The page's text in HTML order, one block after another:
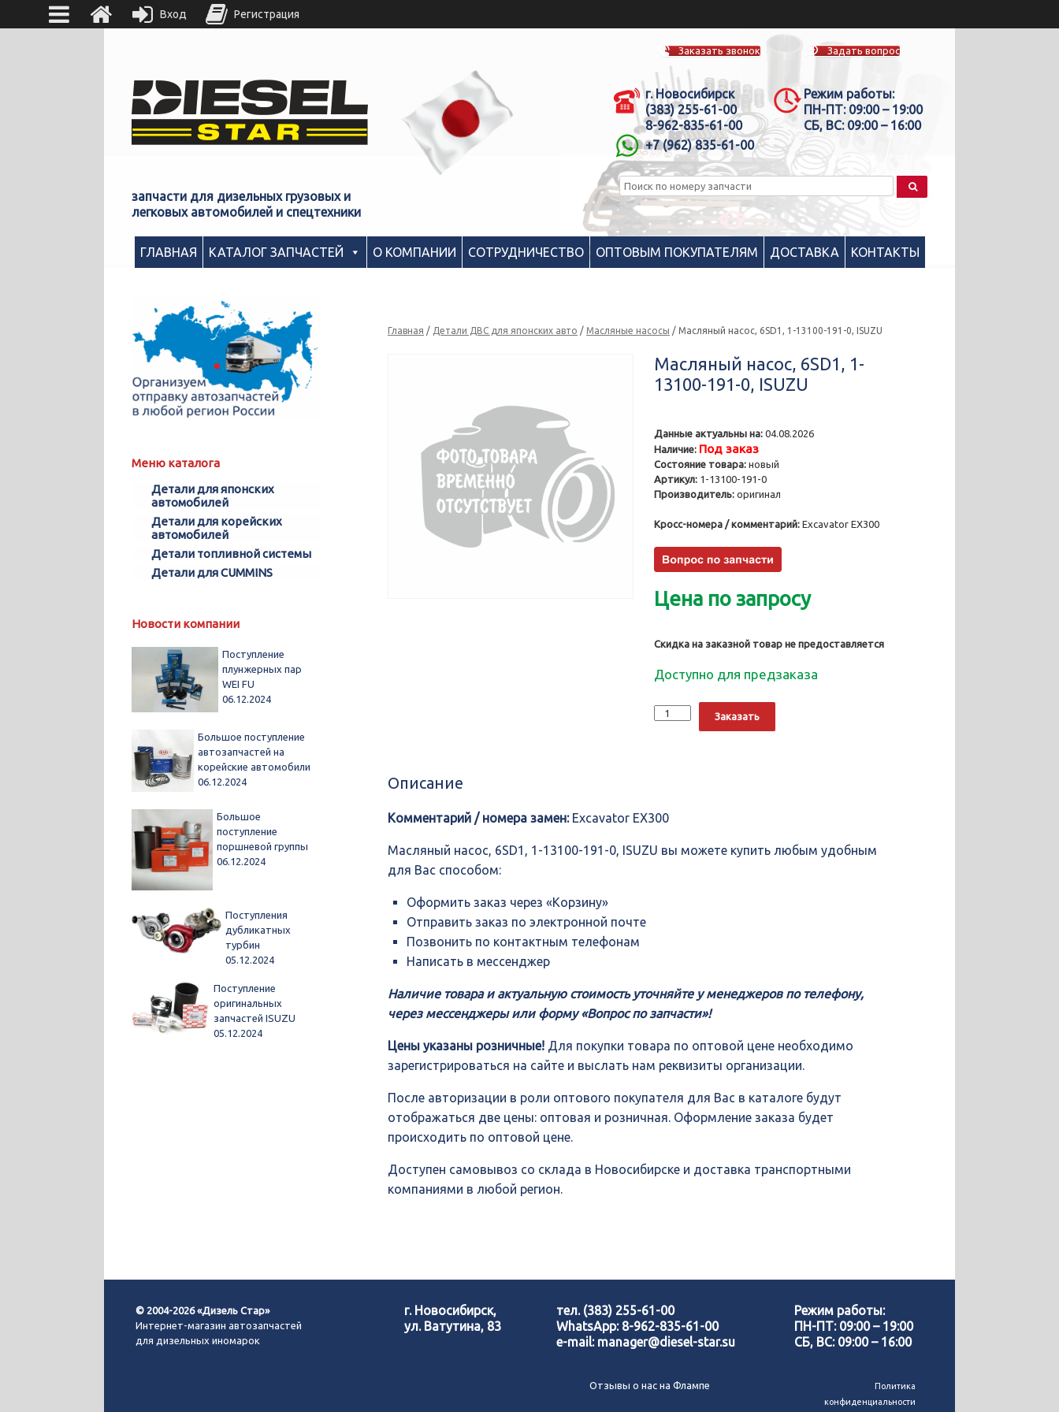
запчасти для дизельных грузовых и
легковых автомобилей и спецтехники
Заказать звонок Задать вопрос
г. Новосибирск
(383) 255-61-00
8-962-835-61-00
+7 (962) 835-61-00
Режим работы:
ПН-ПТ: 09:00 – 19:00
СБ, ВС: 09:00 – 16:00
ГЛАВНАЯ КАТАЛОГ ЗАПЧАСТЕЙ О КОМПАНИИ СОТРУДНИЧЕСТВО ОПТОВЫМ ПОКУПАТЕЛЯМ ДОСТАВКА КОНТАКТЫ
Главная / Детали ДВС для японских авто / Масляные насосы / Масляный насос, 6SD1, 1-13100-191-0, ISUZU
Масляный насос, 6SD1, 1-
13100-191-0, ISUZU
Данные актуальны на: 04.08.2026
Наличие: Под заказ
Состояние товара: новый
Артикул: 1-13100-191-0
Производитель: оригинал
Кросс-номера / комментарий: Excavator EX300
Цена по запросу
Скидка на заказной товар не предоставляется
Доступно для предзаказа
Количество
Масляный
0,
Заказать
Описание
Комментарий / номера замен:Excavator EX300
Масляный насос, 6SD1, 1-13100-191-0, ISUZU вы можете купить любым удобным
для Вас способом:
Оформить заказ через «Корзину»
Отправить заказ по электронной почте
Позвонить по контактным телефонам
Написать в мессенджер
Наличие товара и актуальную стоимость уточняйте у менеджеров по телефону,
через мессенджеры или форму «Вопрос по запчасти»!
Цены указаны розничные! Для покупки товара по оптовой цене необходимо
зарегистрироваться на сайте и выслать нам реквизиты организации.
После авторизации в роли оптового покупателя для Вас в каталоге будут
отображаться две цены: оптовая и розничная. Оформление заказа будет
происходить по оптовой цене.
Доступен самовывоз со склада в Новосибирске и доставка транспортными
компаниями в любой регион.
Меню каталога
Детали для японских
автомобилей
Детали для корейских
автомобилей
Детали топливной системы
Детали для CUMMINS
Новости компании
Поступление
плунжерных пар
WEI FU
06.12.2024
Большое поступление
автозапчастей на
корейские автомобили
06.12.2024
Большое
поступление
поршневой группы
06.12.2024
Поступления
дубликатных
турбин
05.12.2024
Поступление
оригинальных
запчастей ISUZU
05.12.2024
© 2004-2026 «Дизель Стар»
Интернет-магазин автозапчастей
для дизельных иномарок
г. Новосибирск,
ул. Ватутина, 83
тел. (383) 255-61-00
WhatsApp: 8-962-835-61-00
e-mail: manager@diesel-star.su
Режим работы:
ПН-ПТ: 09:00 – 19:00
СБ, ВС: 09:00 – 16:00
Отзывы о нас на Флампе
Политика
конфиденциальности
Вход Регистрация